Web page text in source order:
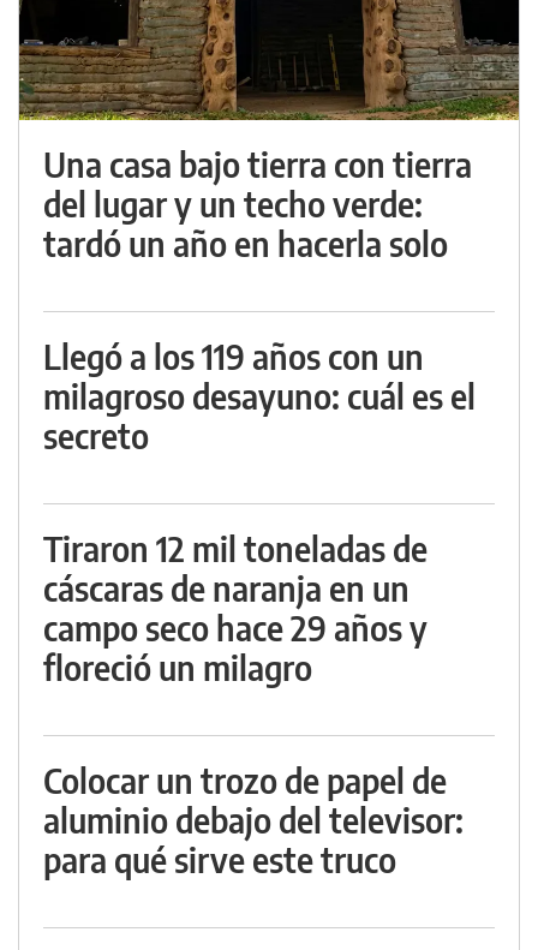
Una casa bajo tierra con tierra
del lugar y un techo verde:
tardó un año en hacerla solo
Llegó a los 119 años con un
milagroso desayuno: cuál es el
secreto
Tiraron 12 mil toneladas de
cáscaras de naranja en un
campo seco hace 29 años y
floreció un milagro
Colocar un trozo de papel de
aluminio debajo del televisor:
para qué sirve este truco